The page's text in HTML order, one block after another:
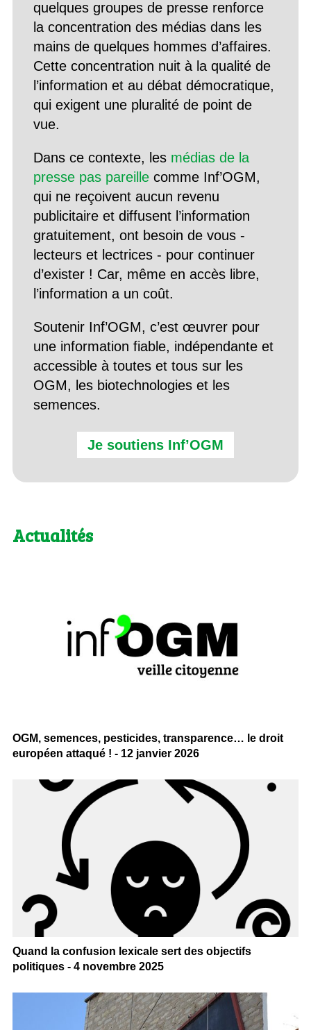
quelques groupes de presse renforce
la concentration des médias dans les
mains de quelques hommes d’affaires.
Cette concentration nuit à la qualité de
l’information et au débat démocratique,
qui exigent une pluralité de point de
vue.
Dans ce contexte, les médias de la
presse pas pareillecomme Inf’OGM,
qui ne reçoivent aucun revenu
publicitaire et diffusent l’information
gratuitement, ont besoin de vous -
lecteurs et lectrices - pour continuer
d’exister ! Car, même en accès libre,
l’information a un coût.
Soutenir Inf’OGM, c’est œuvrer pour
une information fiable, indépendante et
accessible à toutes et tous sur les
OGM, les biotechnologies et les
semences.
Je soutiens Inf’OGM
Actualités
OGM, semences, pesticides, transparence… le droit
européen attaqué ! - 12 janvier 2026
Quand la confusion lexicale sert des objectifs
politiques - 4 novembre 2025